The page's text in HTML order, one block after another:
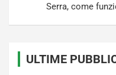
Serra, come
ULTIME